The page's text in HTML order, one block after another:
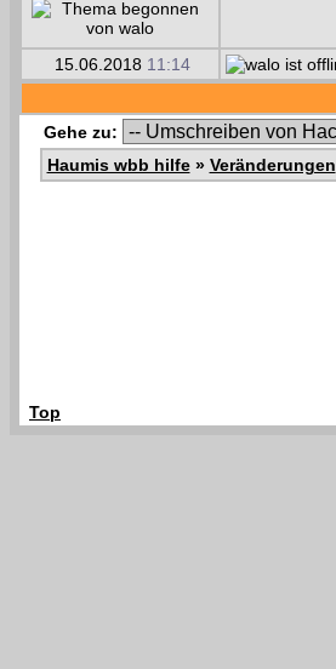
15.06.2018 11:14
Gehe zu:
Haumis wbb hilfe» Veränderungen
Top